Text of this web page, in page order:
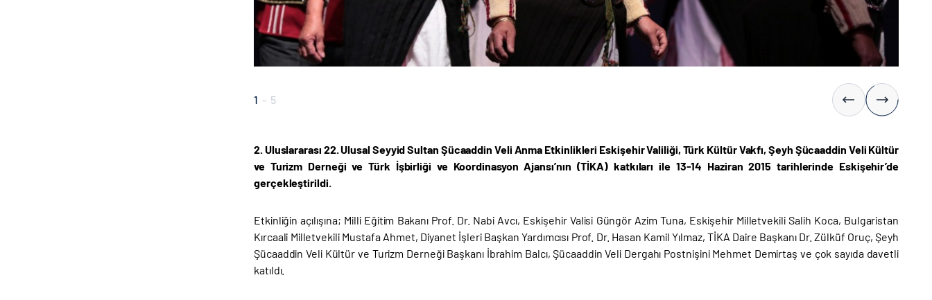
1 - 5
2. Uluslararası 22. Ulusal Seyyid Sultan Şücaaddin Veli Anma Etkinlikleri Eskişehir Valiliği, Türk Kültür Vakfı, Şeyh Şücaaddin Veli Kültür
ve Turizm Derneği ve Türk İşbirliği ve Koordinasyon Ajansı’nın (TİKA) katkıları ile 13-14 Haziran 2015 tarihlerinde Eskişehir’de
gerçekleştirildi.
Etkinliğin açılışına; Milli Eğitim Bakanı Prof. Dr. Nabi Avcı, Eskişehir Valisi Güngör Azim Tuna, Eskişehir Milletvekili Salih Koca, Bulgaristan
Kırcaali Milletvekili Mustafa Ahmet, Diyanet İşleri Başkan Yardımcısı Prof. Dr. Hasan Kamil Yılmaz, TİKA Daire Başkanı Dr. Zülküf Oruç, Şeyh
Şücaaddin Veli Kültür ve Turizm Derneği Başkanı İbrahim Balcı, Şücaaddin Veli Dergahı Postnişini Mehmet Demirtaş ve çok sayıda davetli
katıldı.